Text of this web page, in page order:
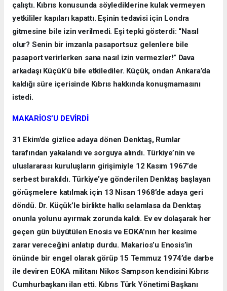
çalıştı. Kıbrıs konusunda söylediklerine kulak vermeyen
yetkililer kapıları kapattı. Eşinin tedavisi için Londra
gitmesine bile izin verilmedi. Eşi tepki gösterdi: “Nasıl
olur? Senin bir imzanla pasaportsuz gelenlere bile
pasaport verirlerken sana nasıl izin vermezler!” Dava
arkadaşı Küçük’ü bile etkilediler. Küçük, ondan Ankara’da
kaldığı süre içerisinde Kıbrıs hakkında konuşmamasını
istedi.
MAKARİOS’U DEVİRDİ
31 Ekim’de gizlice adaya dönen Denktaş, Rumlar
tarafından yakalandı ve sorguya alındı. Türkiye’nin ve
uluslararası kuruluşların girişimiyle 12 Kasım 1967’de
serbest bırakıldı. Türkiye’ye gönderilen Denktaş başlayan
görüşmelere katılmak için 13 Nisan 1968’de adaya geri
döndü. Dr. Küçük’le birlikte halkı selamlasa da Denktaş
onunla yolunu ayırmak zorunda kaldı. Ev ev dolaşarak her
geçen gün büyütülen Enosis ve EOKA’nın her kesime
zarar vereceğini anlatıp durdu. Makarios’u Enosis’in
önünde bir engel olarak görüp 15 Temmuz 1974’de darbe
ile deviren EOKA militanı Nikos Sampson kendisini Kıbrıs
Cumhurbaşkanı ilan etti. Kıbrıs Türk Yönetimi Başkanı